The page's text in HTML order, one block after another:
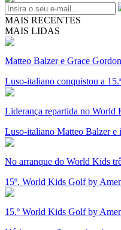
MAIS RECENTES
MAIS LIDAS
Matteo Balzer e Grace
Luso-italiano conquistou a
Liderança repartida no
Luso-italiano Matteo Balzer e
No arranque do World Kids
15º. World Kids Golf by
15.º World Kids Golf by